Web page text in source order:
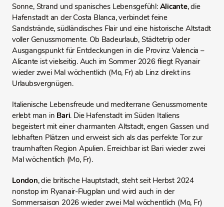
Sonne, Strand und spanisches Lebensgefühl: Alicante, die
Hafenstadt an der Costa Blanca, verbindet feine
Sandstrände, südländisches Flair und eine historische Altstadt
voller Genussmomente. Ob Badeurlaub, Städtetrip oder
Ausgangspunkt für Entdeckungen in die Provinz Valencia –
Alicante ist vielseitig. Auch im Sommer 2026 fliegt Ryanair
wieder zwei Mal wöchentlich (Mo, Fr) ab Linz direkt ins
Urlaubsvergnügen.
Italienische Lebensfreude und mediterrane Genussmomente
erlebt man in Bari. Die Hafenstadt im Süden Italiens
begeistert mit einer charmanten Altstadt, engen Gassen und
lebhaften Plätzen und erweist sich als das perfekte Tor zur
traumhaften Region Apulien. Erreichbar ist Bari wieder zwei
Mal wöchentlich (Mo, Fr).
London, die britische Hauptstadt, steht seit Herbst 2024
nonstop im Ryanair‑Flugplan und wird auch in der
Sommersaison 2026 wieder zwei Mal wöchentlich (Mo, Fr)